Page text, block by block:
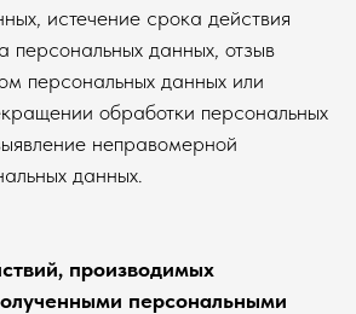
истечение срока действия
персональных данных, отзыв
персональных данных или
обработки персональных
неправомерной
данных.
производимых
персональными